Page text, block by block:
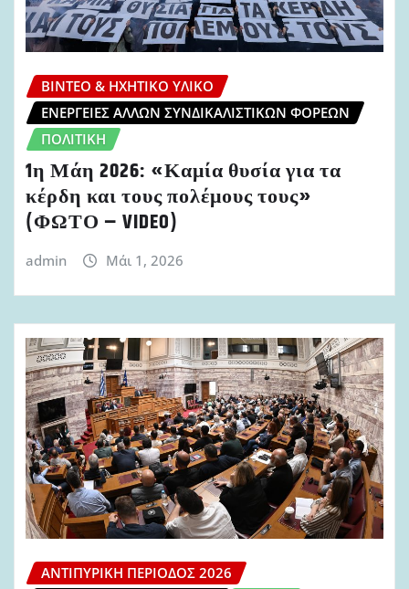
ΒΊΝΤΕΟ & ΗΧΗΤΙΚΌ ΥΛΙΚΌ
ΕΝΈΡΓΕΙΕΣ ΆΛΛΩΝ ΣΥΝΔΙΚΑΛΙΣΤΙΚΏΝ ΦΟΡΈΩΝ
ΠΟΛΙΤΙΚΉ
1η Μάη 2026: «Καμία θυσία για τα
κέρδη και τους πολέμους τους»
(ΦΩΤΟ – VIDEO)
admin Μάι 1, 2026
ΑΝΤΙΠΥΡΙΚΉ ΠΕΡΊΟΔΟΣ 2026